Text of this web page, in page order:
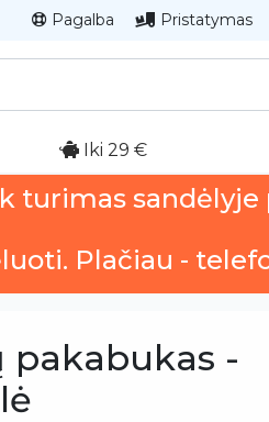
Pagalba Pristatymas
Iki 29 €
turimas sandėlyje
Plačiau -
pakabukas -